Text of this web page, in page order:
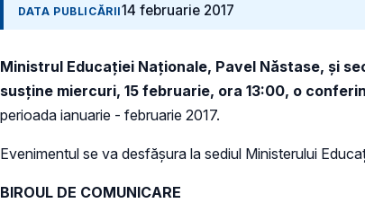
DATA PUBLICĂRII14 februarie 2017
Ministrul Educației Naționale, Pavel Năstase, și
susține miercuri, 15 februarie, ora 13:00, o
perioada ianuarie - februarie 2017.
Evenimentul se va desfăşura la sediul Ministerului
BIROUL DE COMUNICARE